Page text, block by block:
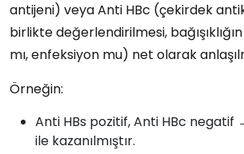
antijeni) veyaAnti HBc (çekirdek
birlikte değerlendirilmesi, bağışıklığın
mı, enfeksiyon mu) net olarak
Örneğin:
Anti HBs pozitif, Anti HBc negatif
ile kazanılmıştır.